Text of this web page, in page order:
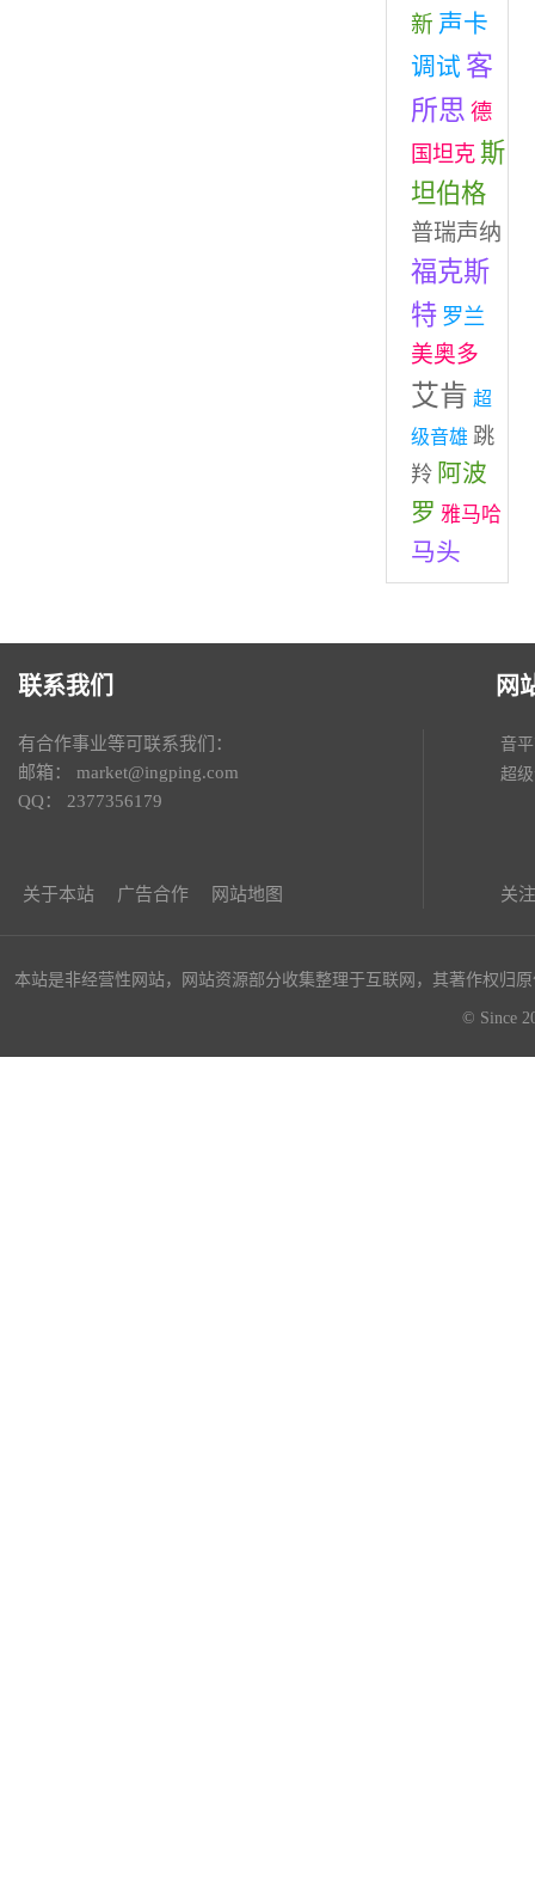
新 声卡
调试 客
所思 德
国坦克 斯
坦伯格
普瑞声纳
福克斯
特 罗兰
美奥多
艾肯 超
级音雄 跳
羚 阿波
罗 雅马哈
马头
联系我们 网
有合作事业等可联系我们：
邮箱：
market@ingping.com
QQ：
2377356179
关于本站 广告合作 网站地图
音
超
关
本站是非经营性网站，网站资源部分收集整理于互联网，其著作权归
© Since